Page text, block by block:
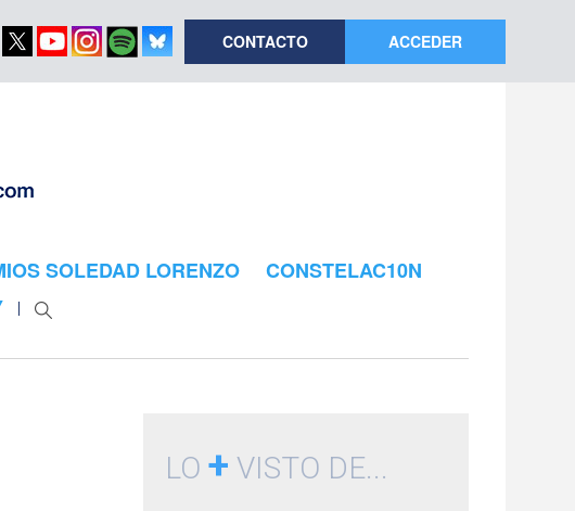
CONTACTO ACCEDER
SOLEDAD LORENZO
CONSTELAC10N
LO+ VISTO DE...